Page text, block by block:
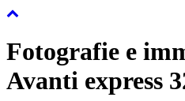
Fotografie e
Avanti express